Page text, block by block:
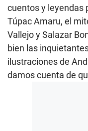
cuentos y leyendas
Túpac Amaru, el
Vallejo y Salazar
bien las
ilustraciones de
damos cuenta de